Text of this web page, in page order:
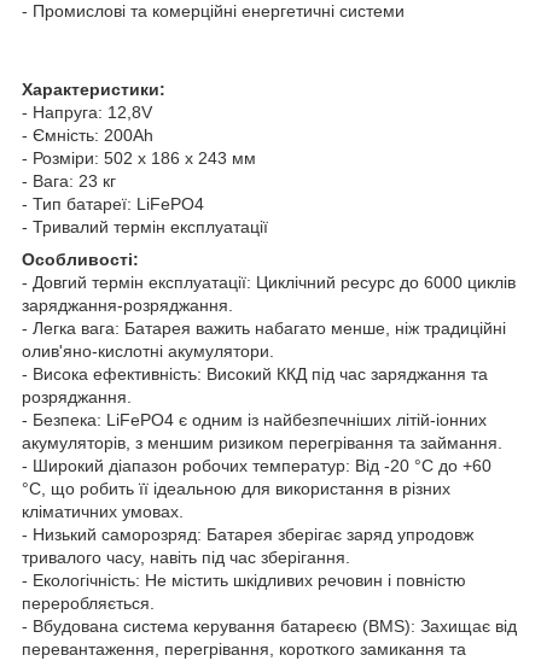
- Промислові та комерційні енергетичні системи
Характеристики:
- Напруга: 12,8V
- Ємність: 200Ah
- Розміри: 502 x 186 x 243 мм
- Вага: 23 кг
- Тип батареї: LiFePO4
- Тривалий термін експлуатації
Особливості:
- Довгий термін експлуатації: Циклічний ресурс до 6000 циклів
заряджання-розряджання.
- Легка вага: Батарея важить набагато менше, ніж традиційні
олив'яно-кислотні акумулятори.
- Висока ефективність: Високий ККД під час заряджання та
розряджання.
- Безпека: LiFePO4 є одним із найбезпечніших літій-іонних
акумуляторів, з меншим ризиком перегрівання та займання.
- Широкий діапазон робочих температур: Від -20 °C до +60
°C, що робить її ідеальною для використання в різних
кліматичних умовах.
- Низький саморозряд: Батарея зберігає заряд упродовж
тривалого часу, навіть під час зберігання.
- Екологічність: Не містить шкідливих речовин і повністю
переробляється.
- Вбудована система керування батареєю (BMS): Захищає від
перевантаження, перегрівання, короткого замикання та